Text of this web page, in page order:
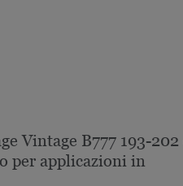
Vintage B777 193-202
per applicazioni in